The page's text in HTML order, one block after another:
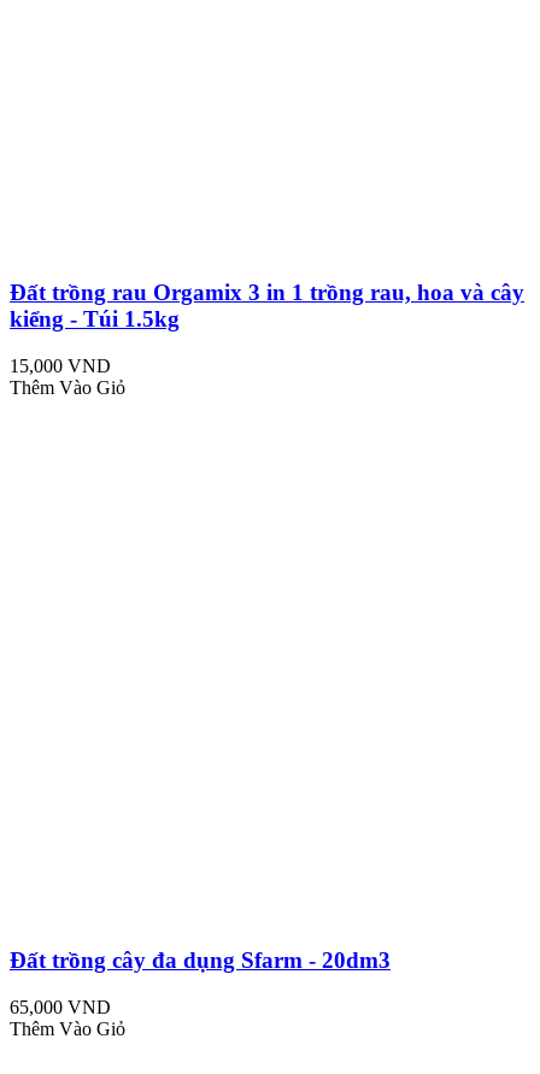
Đất trồng rau Orgamix 3 in 1 trồng rau, hoa và cây
kiểng - Túi 1.5kg
15,000 VND
Thêm Vào Giỏ
Đất trồng cây đa dụng Sfarm - 20dm3
65,000 VND
Thêm Vào Giỏ